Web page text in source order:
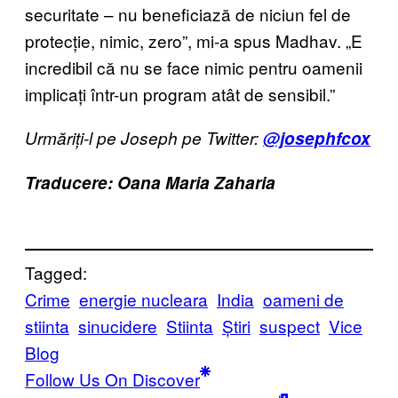
securitate – nu beneficiază de niciun fel de
protecție, nimic, zero”, mi-a spus Madhav. „E
incredibil că nu se face nimic pentru oamenii
implicați într-un program atât de sensibil.”
Urmăriți-l pe Joseph pe Twitter:@josephfcox
Traducere: Oana Maria Zaharia
Tagged:
Crime energie nucleara India oameni de
stiinta sinucidere Stiinta Știri suspect Vice
Blog
Follow Us On Discover